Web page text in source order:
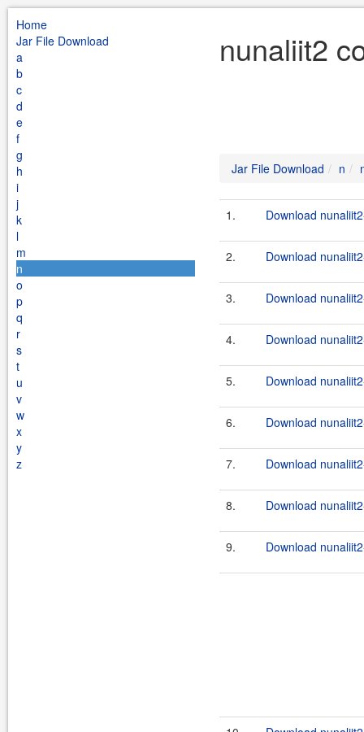
Home
Jar File Download
a
b
c
d
e
f
g
h
i
j
k
l
m
n
o
p
q
r
s
t
u
v
w
x
y
z
nunaliit2
Jar File Download n
1. Download
2. Download
3. Download
4. Download
5. Download
6. Download
7. Download
8. Download
9. Download